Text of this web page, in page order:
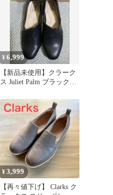
¥6,999
【新品未使用】クラーク
ス Juliet Palm ブラックレ
¥3,999
【再々値下げ】 Clarks ク